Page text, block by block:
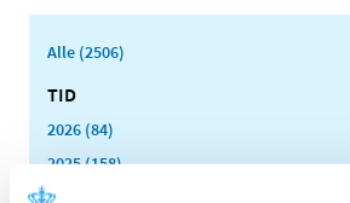
Alle (2506)
TID
2026 (84)
2025 (158)
2024 (224)